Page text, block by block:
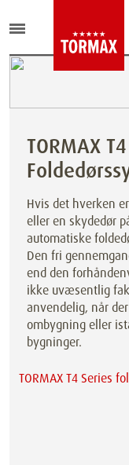
TORMAX
Hvis det hverken
eller en skydedør
automatiske
Den fri
end den
ikke uvæsentlig
anvendelig, når
ombygning eller
bygninger.
TORMAX T4 Series